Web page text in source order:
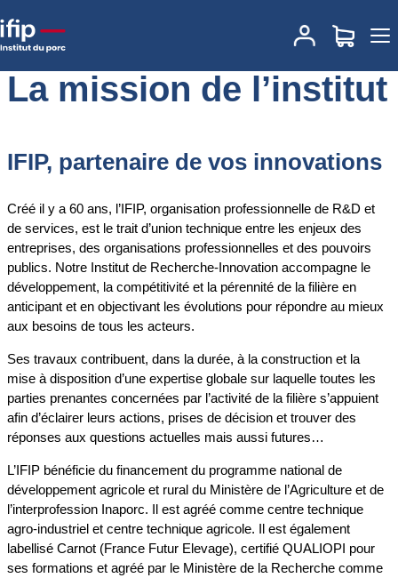
Accueil
La mission de l’institut
IFIP, partenaire de vos innovations
Créé il y a 60 ans, l’IFIP, organisation professionnelle de R&D et
de services, est le trait d’union technique entre les enjeux des
entreprises, des organisations professionnelles et des pouvoirs
publics. Notre Institut de Recherche-Innovation accompagne le
développement, la compétitivité et la pérennité de la filière en
anticipant et en objectivant les évolutions pour répondre au mieux
aux besoins de tous les acteurs.
Ses travaux contribuent, dans la durée, à la construction et la
mise à disposition d’une expertise globale sur laquelle toutes les
parties prenantes concernées par l’activité de la filière s’appuient
afin d’éclairer leurs actions, prises de décision et trouver des
réponses aux questions actuelles mais aussi futures…
L’IFIP bénéficie du financement du programme national de
développement agricole et rural du Ministère de l’Agriculture et de
l’interprofession Inaporc. Il est agréé comme centre technique
agro-industriel et centre technique agricole. Il est également
labellisé Carnot (France Futur Elevage), certifié QUALIOPI pour
ses formations et agréé par le Ministère de la Recherche comme